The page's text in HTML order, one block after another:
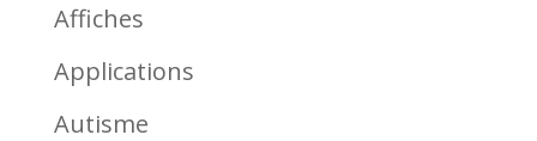
Affiches
Applications
Autisme